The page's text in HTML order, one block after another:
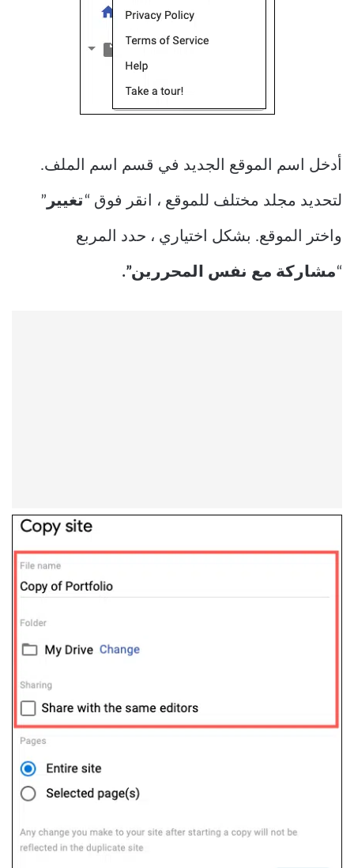
أدخل اسم الموقع الجديد في قسم اسم الملف.
لتحديد مجلد مختلف للموقع ، انقر فوق “ تغيير ”
واختر الموقع. بشكل اختياري ، حدد المربع
“مشاركة مع نفس المحررين”.